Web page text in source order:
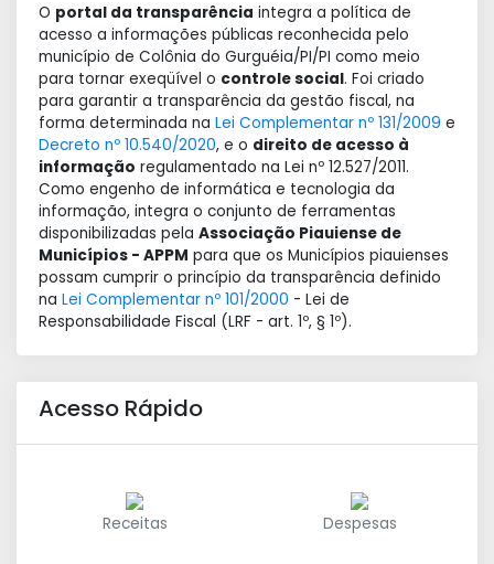
O portal da transparência integra a política de
acesso a informações públicas reconhecida pelo
município de Colônia do Gurguéia/PI/PI como meio
para tornar exeqüível o controle social. Foi criado
para garantir a transparência da gestão fiscal, na
forma determinada na Lei Complementar nº 131/2009 e
Decreto nº 10.540/2020, e o direito de acesso à
informação regulamentado na Lei nº 12.527/2011.
Como engenho de informática e tecnologia da
informação, integra o conjunto de ferramentas
disponibilizadas pela Associação Piauiense de
Municípios - APPM para que os Municípios piauienses
possam cumprir o princípio da transparência definido
na Lei Complementar nº 101/2000 - Lei de
Responsabilidade Fiscal (LRF - art. 1º, § 1º).
Acesso Rápido
Receitas Despesas